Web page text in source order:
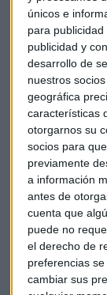
únicos e
para
publicidad y
desarrollo de
nuestros
geográfica
características
otorgarnos su
socios para
previamente
a información
antes de
cuenta que
puede no
el derecho de
preferencias
cambiar sus
inflación o
marcado por el
Estados Unidos.
El recorte
los españoles
asevera que
37,7% afirma
Pese a que la
estanca
población
Sin embargo,
trabajo en más
situación